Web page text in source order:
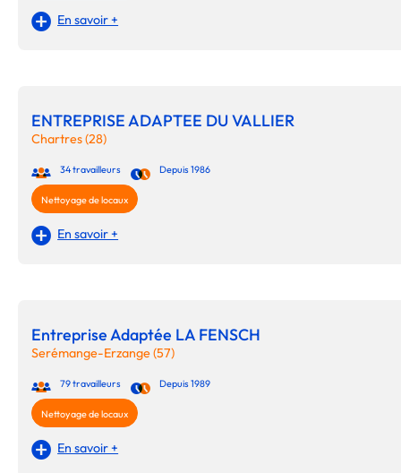
En savoir +
ENTREPRISE ADAPTEE DU VALLIER
Chartres (28)
34 travailleurs Depuis 1986
Nettoyage de locaux
En savoir +
Entreprise Adaptée LA FENSCH
Serémange-Erzange (57)
79 travailleurs Depuis 1989
Nettoyage de locaux
En savoir +